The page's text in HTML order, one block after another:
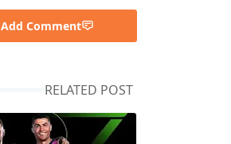
Add Comment
RELATED POST